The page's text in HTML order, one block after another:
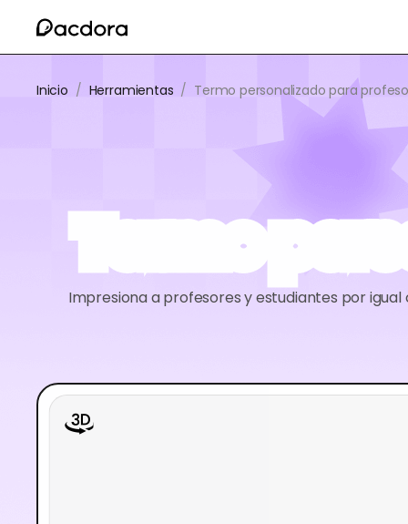
Inicio / Herramientas / Termo personalizado para
Termo
Impresiona a profesores y estudiantes por